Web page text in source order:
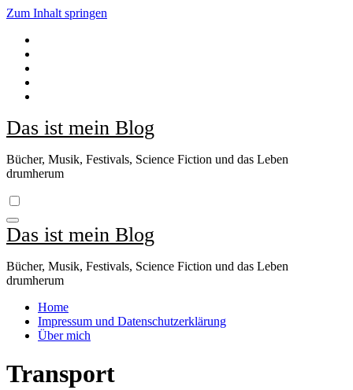
Zum Inhalt springen
Das ist mein Blog
Bücher, Musik, Festivals, Science Fiction und das Leben
drumherum
Das ist mein Blog
Bücher, Musik, Festivals, Science Fiction und das Leben
drumherum
Home
Impressum und Datenschutzerklärung
Über mich
Transport